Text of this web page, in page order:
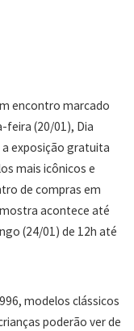
encontro marcado
feira (20/01), Dia
a exposição gratuita
mais icônicos e
de compras em
acontece até
(24/01) de 12h até
modelos clássicos
poderão ver de